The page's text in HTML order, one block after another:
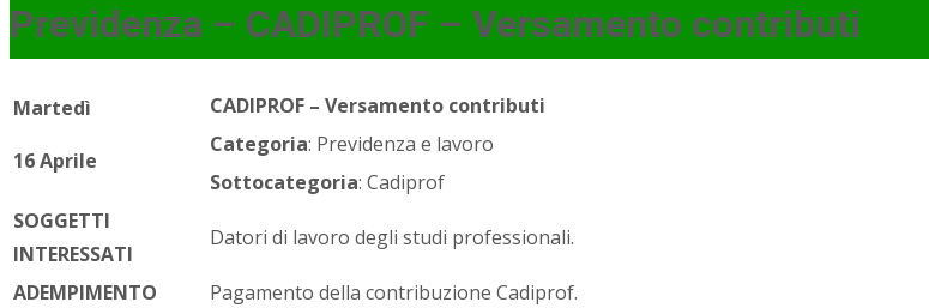
Previdenza – CADIPROF – Versamento contributi
Martedì
16 Aprile
CADIPROF – Versamento contributi
Categoria: Previdenza e lavoro
Sottocategoria: Cadiprof
SOGGETTI
INTERESSATI
Datori di lavoro degli studi professionali.
ADEMPIMENTO Pagamento della contribuzione Cadiprof.